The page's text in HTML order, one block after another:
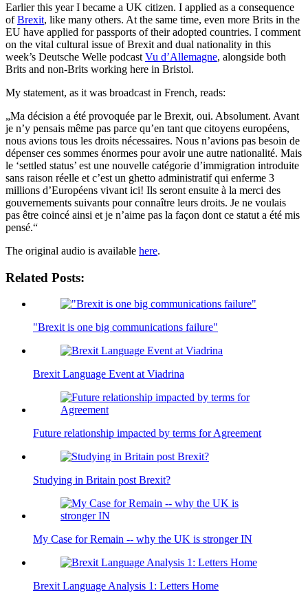
Earlier this year I became a UK citizen. I applied as a consequence
ofBrexit, like many others. At the same time, even more Brits in the
EU have applied for passports of their adopted countries. I comment
on the vital cultural issue of Brexit and dual nationality in this
week’s Deutsche Welle podcast Vu d’Allemagne, alongside both
Brits and non-Brits working here in Bristol.
My statement, as it was broadcast in French, reads:
„Ma décision a été provoquée par le Brexit, oui. Absolument. Avant
je n’y pensais même pas parce qu’en tant que citoyens européens,
nous avions tous les droits nécessaires. Nous n’avions pas besoin de
dépenser ces sommes énormes pour avoir une autre nationalité. Mais
le ‘settled status’ est une nouvelle catégorie d’immigration introduite
sans raison réelle et c’est un ghetto administratif qui enferme 3
millions d’Européens vivant ici! Ils seront ensuite à la merci des
gouvernements suivants pour connaître leurs droits. Je ne voulais
pas être coincé ainsi et je n’aime pas la façon dont ce statut a été mis
pensé.“
The original audio is available here.
Related Posts:
"Brexit is one big communications failure"
Brexit Language Event at Viadrina
Future relationship impacted by terms for Agreement
Studying in Britain post Brexit?
My Case for Remain -- why the UK is stronger IN
Brexit Language Analysis 1: Letters Home